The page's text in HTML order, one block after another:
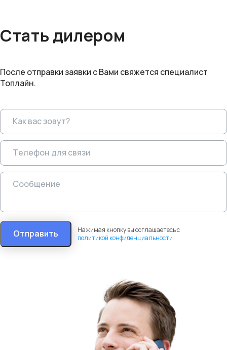
Стать дилером
После отправки заявки с Вами свяжется специалист
Топлайн.
Отправить
Нажимая кнопку вы соглашаетесь с
политикой конфиденциальности